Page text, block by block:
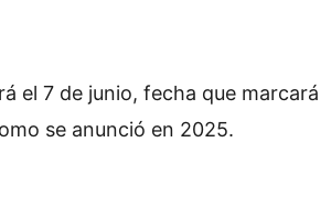
el 7 de junio, fecha que marcará
se anunció en 2025.